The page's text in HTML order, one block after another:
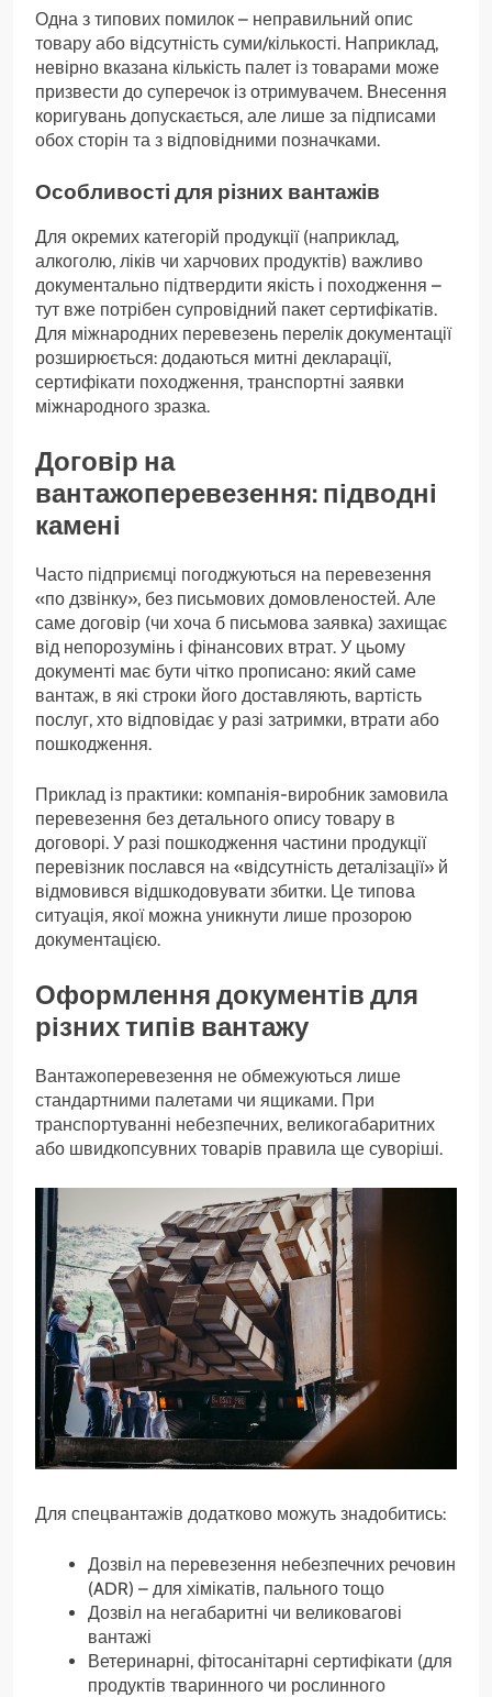
Одна з типових помилок – неправильний опис
товару або відсутність суми/кількості. Наприклад,
невірно вказана кількість палет із товарами може
призвести до суперечок із отримувачем. Внесення
коригувань допускається, але лише за підписами
обох сторін та з відповідними позначками.
Особливості для різних вантажів
Для окремих категорій продукції (наприклад,
алкоголю, ліків чи харчових продуктів) важливо
документально підтвердити якість і походження –
тут вже потрібен супровідний пакет сертифікатів.
Для міжнародних перевезень перелік документації
розширюється: додаються митні декларації,
сертифікати походження, транспортні заявки
міжнародного зразка.
Договір на
вантажоперевезення: підводні
камені
Часто підприємці погоджуються на перевезення
«по дзвінку», без письмових домовленостей. Але
саме договір (чи хоча б письмова заявка) захищає
від непорозумінь і фінансових втрат. У цьому
документі має бути чітко прописано: який саме
вантаж, в які строки його доставляють, вартість
послуг, хто відповідає у разі затримки, втрати або
пошкодження.
Приклад із практики: компанія-виробник замовила
перевезення без детального опису товару в
договорі. У разі пошкодження частини продукції
перевізник послався на «відсутність деталізації» й
відмовився відшкодовувати збитки. Це типова
ситуація, якої можна уникнути лише прозорою
документацією.
Оформлення документів для
різних типів вантажу
Вантажоперевезення не обмежуються лише
стандартними палетами чи ящиками. При
транспортуванні небезпечних, великогабаритних
або швидкопсувних товарів правила ще суворіші.
Для спецвантажів додатково можуть знадобитись:
Дозвіл на перевезення небезпечних речовин
(ADR) – для хімікатів, пального тощо
Дозвіл на негабаритні чи великовагові
вантажі
Ветеринарні, фітосанітарні сертифікати (для
продуктів тваринного чи рослинного